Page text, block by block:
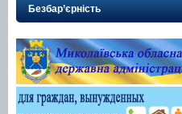
Безбар’єрність